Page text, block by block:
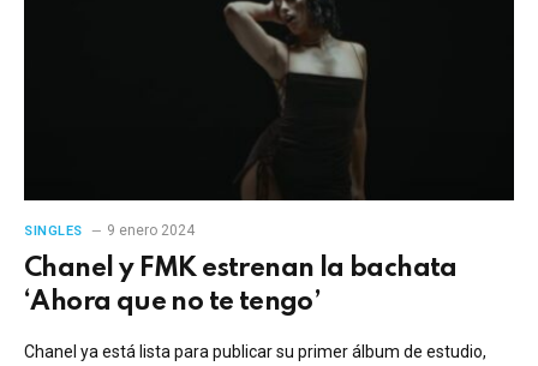
SINGLES 9 enero 2024
Chanel y FMK estrenan la bachata
‘Ahora que no te tengo’
Chanel ya está lista para publicar su primer álbum de estudio,